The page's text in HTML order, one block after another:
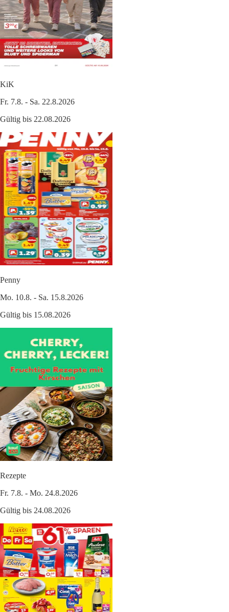
KiK
Fr. 7.8. - Sa. 22.8.2026
Gültig bis 22.08.2026
Penny
Mo. 10.8. - Sa. 15.8.2026
Gültig bis 15.08.2026
Rezepte
Fr. 7.8. - Mo. 24.8.2026
Gültig bis 24.08.2026